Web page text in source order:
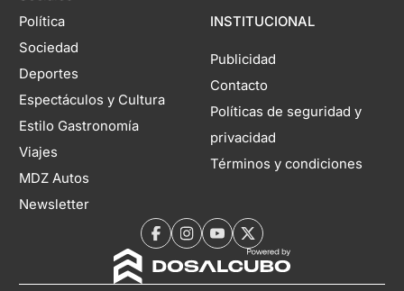
Política
Sociedad
Deportes
Espectáculos y Cultura
Estilo Gastronomía
Viajes
MDZ Autos
Newsletter
INSTITUCIONAL
Publicidad
Contacto
Políticas de seguridad y
privacidad
Términos y condiciones